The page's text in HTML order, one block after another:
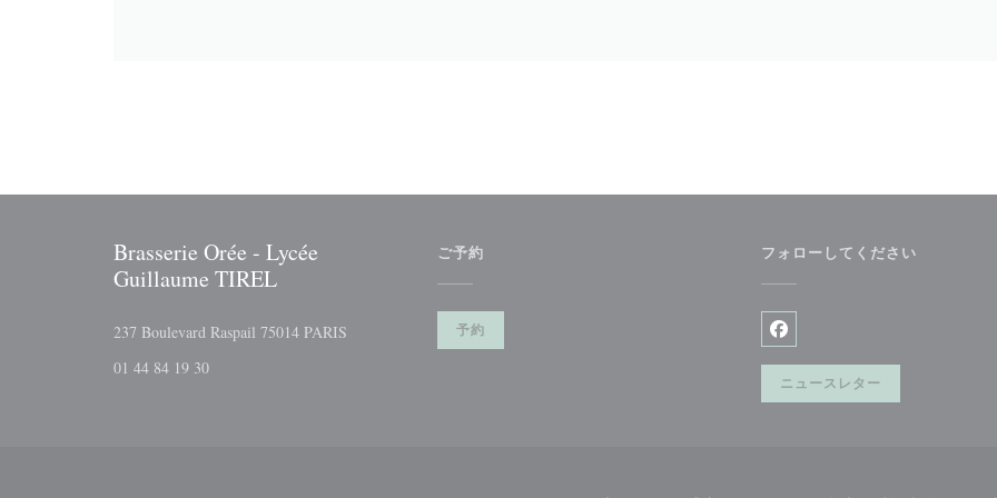
Brasserie Orée - Lycée
Guillaume TIREL
237 Boulevard Raspail 75014 PARIS ((新しいウィンドウで開きます))
01 44 84 19 30
ご予約
予約
フォローしてください
Facebook ((新しいウィンド
ニュースレター